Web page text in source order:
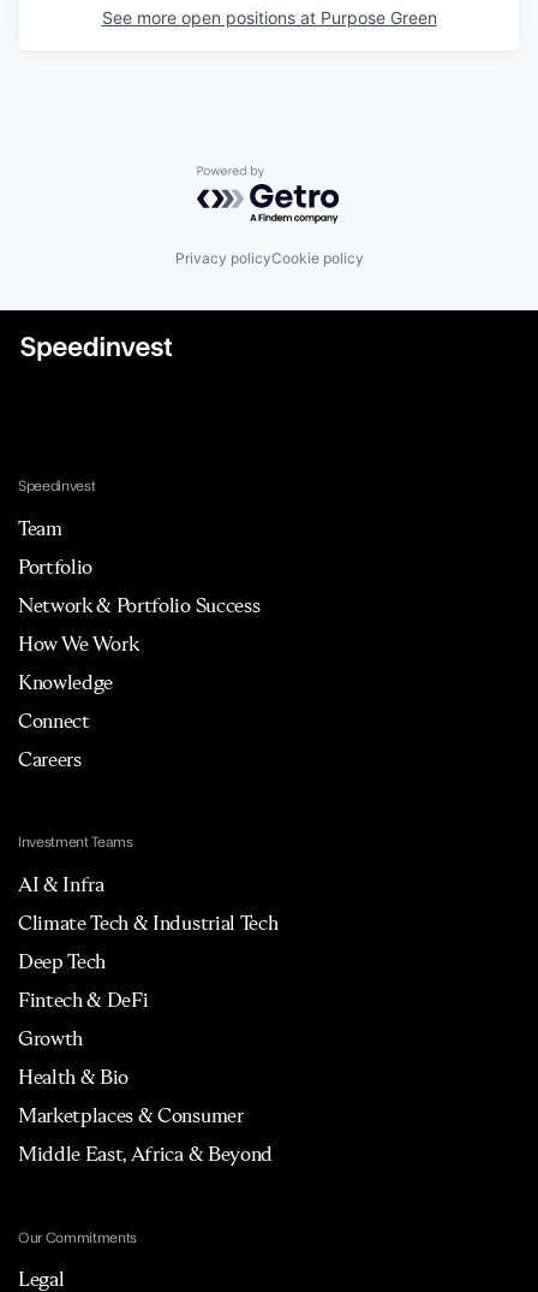
See more open positions at Purpose Green
Powered by Getro.com
Privacy policyCookie policy
Speedinvest
Team
Portfolio
Network & Portfolio Success
How We Work
Knowledge
Connect
Careers
Investment Teams
AI & Infra
Climate Tech & Industrial Tech
Deep Tech
Fintech & DeFi
Growth
Health & Bio
Marketplaces & Consumer
Middle East, Africa & Beyond
Our Commitments
Legal